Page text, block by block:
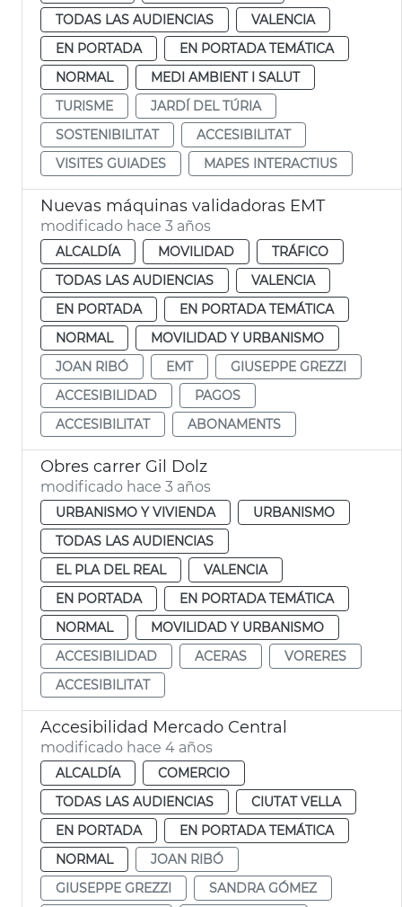
TODAS LAS AUDIENCIAS
VALENCIA
EN PORTADA
EN PORTADA TEMÁTICA
NORMAL
MEDI AMBIENT I SALUT
TURISME
JARDÍ DEL TÚRIA
SOSTENIBILITAT
ACCESIBILITAT
VISITES GUIADES
MAPES INTERACTIUS
Nuevas máquinas validadoras EMT
modificado hace 3 años
ALCALDÍA MOVILIDAD
TRÁFICO
TODAS LAS AUDIENCIAS
VALENCIA
EN PORTADA
EN PORTADA TEMÁTICA
NORMAL
MOVILIDAD Y URBANISMO
JOAN RIBÓ
EMT
GIUSEPPE GREZZI
ACCESIBILIDAD
PAGOS
ACCESIBILITAT
ABONAMENTS
Obres carrer Gil Dolz
modificado hace 3 años
URBANISMO Y VIVIENDA
URBANISMO
TODAS LAS AUDIENCIAS
EL PLA DEL REAL
VALENCIA
EN PORTADA
EN PORTADA TEMÁTICA
NORMAL
MOVILIDAD Y URBANISMO
ACCESIBILIDAD
ACERAS
VORERES
ACCESIBILITAT
Accesibilidad Mercado Central
modificado hace 4 años
ALCALDÍA
COMERCIO
TODAS LAS AUDIENCIAS
CIUTAT VELLA
EN PORTADA
EN PORTADA TEMÁTICA
NORMAL
JOAN RIBÓ
GIUSEPPE GREZZI
SANDRA GÓMEZ